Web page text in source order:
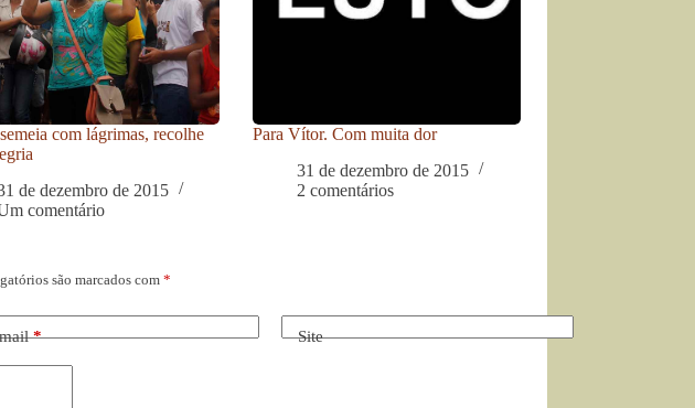
com lágrimas, recolhe
de dezembro de 2015
comentário
Para Vítor. Com muita dor
31 de dezembro de 2015
2 comentários
são marcados com*
* Site